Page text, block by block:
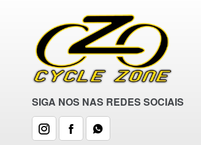
+0
Levorin
+0
Luberetta
+0
NewBoler
+0
Nook
+0
Orange B
+0
Paco
PTK
SIGA NOS NAS REDES SOCIAIS